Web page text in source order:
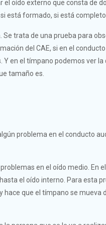
el oído externo que consta de
está formado, si está
. Se trata de una prueba para
del CAE, si en el
Y en el tímpano podemos ver
tamaño es.
problema en el conducto
en el oído medio. En
el oído interno. Para esta
hace que el tímpano se